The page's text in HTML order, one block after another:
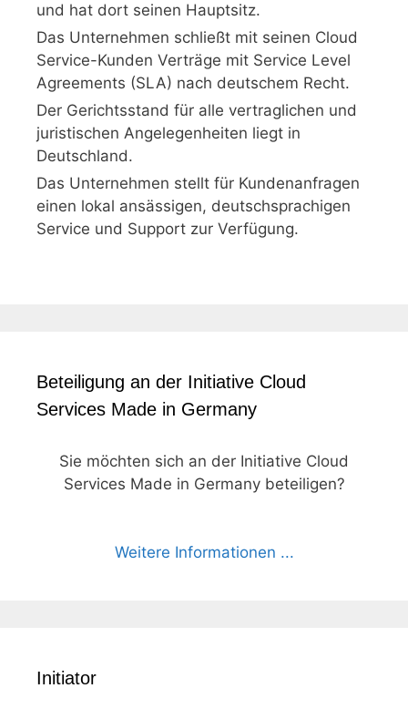
und hat dort seinen Hauptsitz.
Das Unternehmen schließt mit seinen Cloud
Service-Kunden Verträge mit Service Level
Agreements (SLA) nach deutschem Recht.
Der Gerichtsstand für alle vertraglichen und
juristischen Angelegenheiten liegt in
Deutschland.
Das Unternehmen stellt für Kundenanfragen
einen lokal ansässigen, deutschsprachigen
Service und Support zur Verfügung.
Beteiligung an der Initiative Cloud
Services Made in Germany
Sie möchten sich an der Initiative Cloud
Services Made in Germany beteiligen?
Weitere Informationen ...
Initiator